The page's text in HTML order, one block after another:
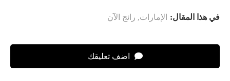
في هذا المقال: الإمارات, رائج الآن
اضف تعليقك